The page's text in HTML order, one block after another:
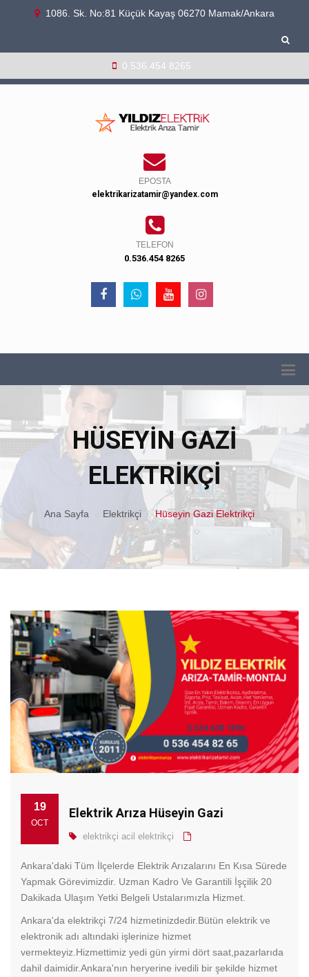
1086. Sk. No:81 Küçük Kayaş 06270 Mamak/Ankara
0.536.454 8265
EPOSTA
elektrikarizatamir@yandex.com
TELEFON
0.536.454 8265
HÜSEYIN GAZI
ELEKTRIKÇI
Ana Sayfa Elektrikçi Hüseyin Gazi Elektrikçi
19
OCT
Elektrik Arıza Hüseyin Gazi
elektrikçi acil elektrikçi
Ankara'daki Tüm İlçelerde Elektrik Arızalarını En Kısa Sürede
Yapmak Görevimizdir. Uzman Kadro Ve Garantili İşçilik 20
Dakikada Ulaşım Yetki Belgeli Ustalarımızla Hizmet.
Ankara'da elektrikçi 7/24 hizmetinizdedir.Bütün elektrik ve
elektronik adı altındaki işlerinize hizmet
vermekteyiz.Hizmettimiz yedi gün yirmi dört saat,pazarlarıda
dahil daimidir.Ankara'nın heryerine ivedili bir şekilde hizmet